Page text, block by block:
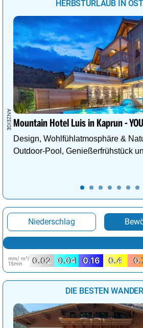
HERBSTURLAUB IN
Mountain Hotel Luis in Kaprun -
Design, Wohlfühlatmosphäre &
Outdoor-Pool, Genießerfrühstück
Niederschlag
mm/ m²/
15min
0.02 0.04 0.16 0.4
DIE BESTEN